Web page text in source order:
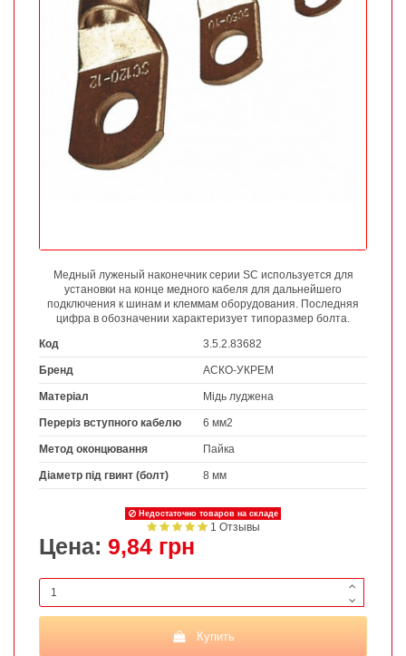
Медный луженый наконечник серии SC используется для
установки на конце медного кабеля для дальнейшего
подключения к шинам и клеммам оборудования. Последняя
цифра в обозначении характеризует типоразмер болта.
Код
3.5.2.83682
Бренд АСКО-УКРЕМ
Матеріал Мідь луджена
Переріз вступного кабелю 6 мм2
Метод оконцювання Пайка
Діаметр під гвинт (болт) 8 мм
Недостаточно товаров на складе
1 Отзывы
Цена: 9,84 грн
Купить